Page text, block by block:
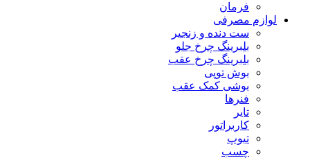
فرمان
لوازم مصرفی
ست دنده و زنجیر
بلبرینگ چرخ جلو
بلبرینگ چرخ عقب
بوش توپی
بوشی کمک عقب
فنرها
تایر
کاربراتور
تیوپ
چسب